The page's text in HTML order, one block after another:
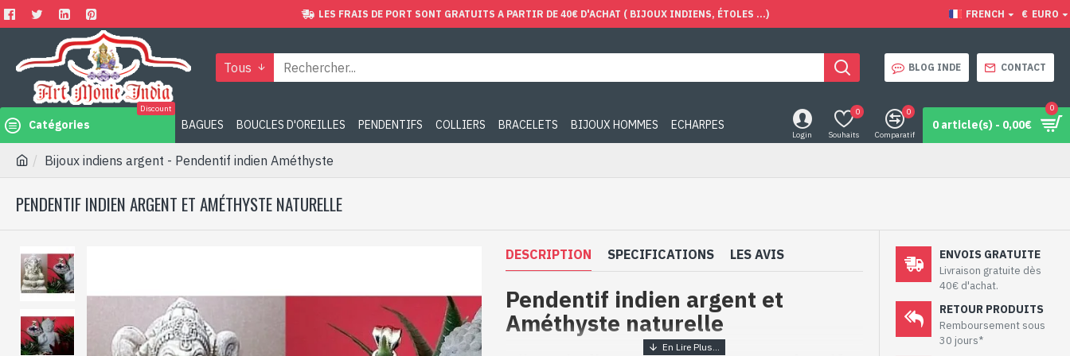
LES FRAIS DE PORT SONT GRATUITS A PARTIR DE 40€ D'ACHAT ( BIJOUX INDIENS, ÉTOLES ...) FRENCH € EURO
Tous BLOG INDE CONTACT
Catégories
Discount
BAGUES BOUCLES D'OREILLES PENDENTIFS COLLIERS BRACELETS BIJOUX HOMMES ECHARPES
Login Souhaits
0
Comparatif
0
0 article(s) - 0,00€
0
Bijoux indiens argent - Pendentif indien Améthyste
PENDENTIF INDIEN ARGENT ET AMÉTHYSTE NATURELLE
DESCRIPTION SPECIFICATIONS LES AVIS
Pendentif indien argent et
Améthyste naturelle
ENVOIS GRATUITE
Livraison gratuite dès
40€ d'achat.
RETOUR PRODUITS
Remboursement sous
30 jours*